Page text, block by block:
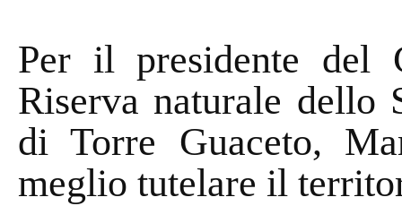
Per il presidente del
Riserva naturale dello
di Torre Guaceto,
meglio tutelare il